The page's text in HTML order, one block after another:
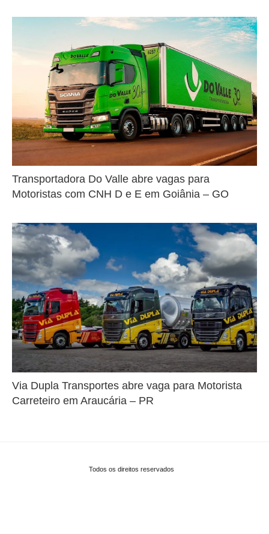
Transportadora Do Valle abre vagas para
Motoristas com CNH D e E em Goiânia – GO
Via Dupla Transportes abre vaga para Motorista
Carreteiro em Araucária – PR
Todos os direitos reservados